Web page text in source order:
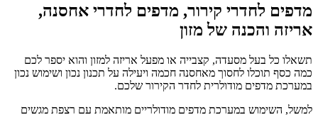
מדפים לחדרי קירור, מדפים לחדרי אחסנה,
אריזה והכנה של מזון
תשאלו כל בעל מסעדה, קצבייה או מפעל אריזה למזון והוא יספר לכם
כמה כסף תוכלו לחסוך מאחסנה חכמה ויעילה על תכנון נכון ושימוש נכון
במערכת מדפים מודולרית לחדר הקירור שלכם.
למשל, השימוש במערכת מדפים מודולריים מותאמת עם רצפת מגשים